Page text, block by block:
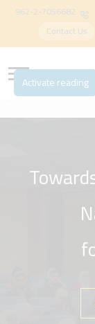
962-2-7056682
Contact Us
With
Activate reading